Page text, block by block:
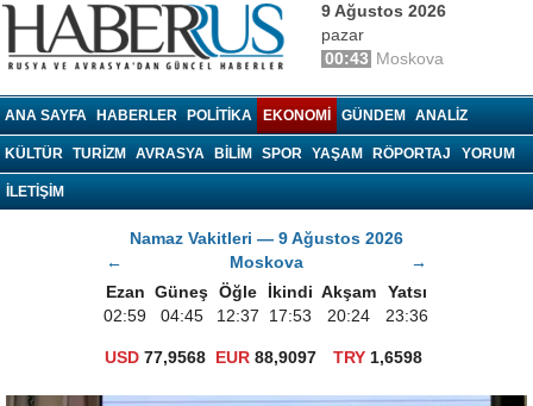
9 Ağustos 2026
pazar
00:43 Moskova
ANA SAYFA HABERLER POLITIKA EKONOMI GÜNDEM ANALIZ
KÜLTÜR TURIZM AVRASYA BILIM SPOR YAŞAM RÖPORTAJ YORUM
İLETİŞİM
Namaz Vakitleri — 9 Ağustos 2026
←
Moskova
→
Ezan Güneş Öğle İkindi Akşam
Yatsı
02:59
04:45 12:37 17:53 20:24 23:36
USD 77,9568 EUR 88,9097 TRY1,6598